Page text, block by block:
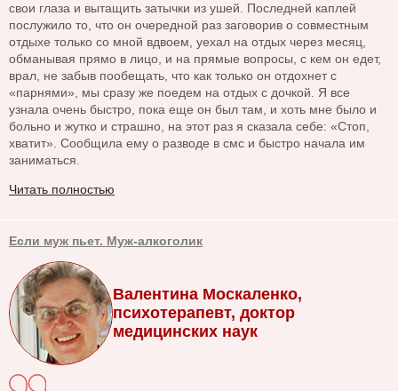
свои глаза и вытащить затычки из ушей. Последней каплей
послужило то, что он очередной раз заговорив о совместным
отдыхе только со мной вдвоем, уехал на отдых через месяц,
обманывая прямо в лицо, и на прямые вопросы, с кем он едет,
врал, не забыв пообещать, что как только он отдохнет с
«парнями», мы сразу же поедем на отдых с дочкой. Я все
узнала очень быстро, пока еще он был там, и хоть мне было и
больно и жутко и страшно, на этот раз я сказала себе: «Стоп,
хватит». Сообщила ему о разводе в смс и быстро начала им
заниматься.
Читать полностью
Если муж пьет. Муж-алкоголик
Валентина Москаленко,
психотерапевт, доктор
медицинских наук